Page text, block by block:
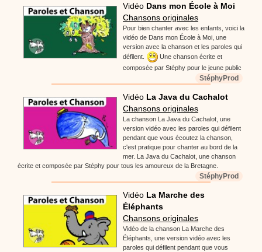
Vidéo Dans mon École à Moi
Chansons originales
Pour bien chanter avec les enfants, voici la
vidéo de Dans mon École à Moi, une
version avec la chanson et les paroles qui
défilent.
Une chanson écrite et
composée par Stéphy pour le jeune public
StéphyProd
Vidéo La Java du Cachalot
Chansons originales
La chanson La Java du Cachalot, une
version vidéo avec les paroles qui défilent
pendant que vous écoutez la chanson,
c'est pratique pour chanter au bord de la
mer. La Java du Cachalot, une chanson
écrite et composée par Stéphy pour tous les amoureux de la Bretagne.
StéphyProd
Vidéo La Marche des
Éléphants
Chansons originales
Vidéo de la chanson La Marche des
Éléphants, une version vidéo avec les
paroles qui défilent pendant que vous